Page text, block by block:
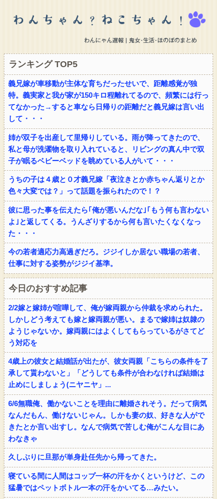
ランキング TOP5
義兄嫁が車移動が主体な育ちだったせいで、距離感覚が独
特。義実家と我が家が150キロ程離れてるので、頻繁には行っ
てなかった→すると車なら日帰りの距離だと義兄嫁は言い出
して・・・
姉が双子を出産して里帰りしている。雨が降ってきたので、
私と母が洗濯物を取り入れていると、リビングの真ん中で双
子が眠るベビーベッドを眺めている人がいて・・・
うちの子は４歳と０才義兄嫁「夜泣きとか赤ちゃん返りとか
色々大変では？」って話題を振られたので！？
彼に思った事を伝えたら｢俺が悪いんだな｣｢もう何も言わない
よ｣と返してくる。うんざりするから何も言いたくなくなっ
た・・・
今の若者適応力高過ぎだろ。ジジイしか居ない職場の若者、
仕事に対する姿勢がジジイ基準。
今日のおすすめ記事
2/2嫁と嫁姉が喧嘩して、俺が嫁両親から仲裁を求められた。
しかしどう考えても嫁と嫁両親が悪い。まるで嫁姉は奴隷の
ようじゃないか。嫁両親にはよくしてもらっているがさてど
う対応を
4歳上の彼女と結婚話が出たが、彼女両親「こちらの条件を了
承して貰わないと」「どうしても条件が合わなければ結婚は
止めにしましょう(ニヤニヤ」...
6/6無職俺、働かないことを理由に離婚されそう。だって病気
なんだもん、働けないじゃん。しかも妻の奴、好きな人がで
きたとか言い出すし。なんで病気で苦しむ俺がこんな目にあ
わなきゃ
久しぶりに旦那が単身赴任先から帰ってきた。
寝ている間に人間はコップ一杯の汗をかくというけど、この
猛暑ではペットボトル一本の汗をかいてる…みたい。